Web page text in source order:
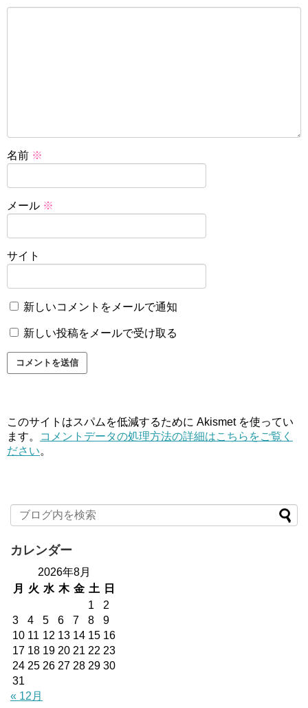
名前 ※
メール ※
サイト
新しいコメントをメールで通知
新しい投稿をメールで受け取る
このサイトはスパムを低減するために Akismet を使ってい
ます。
コメントデータの処理方法の詳細はこちらをご覧く
ださい。
カレンダー
2026年8月
月
火 水 木 金 土
日
1
2
3
4 5 6 7 8
9
10 11 12 13 14 15 16
17 18 19 20 21 22 23
24 25 26 27 28 29 30
31
« 12月